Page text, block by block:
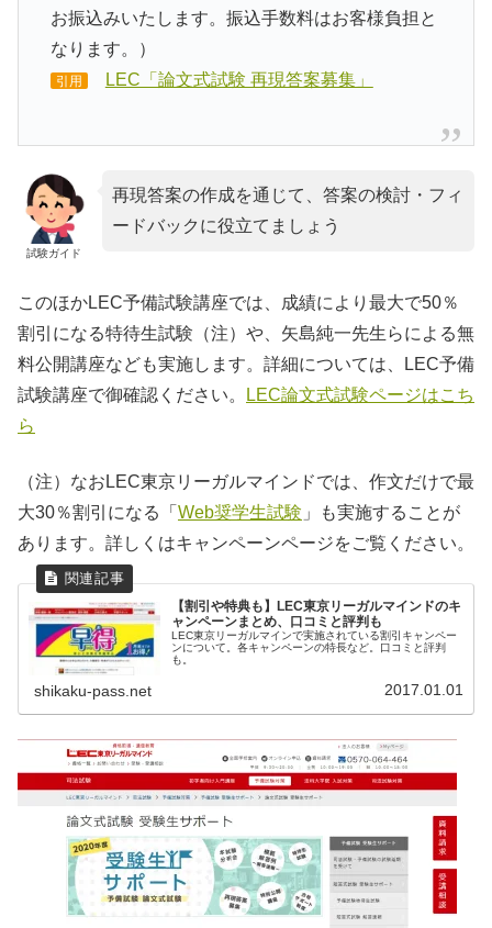
お振込みいたします。振込手数料はお客様負担と
なります。）
引用 LEC「論文式試験 再現答案募集」
試験ガイド
再現答案の作成を通じて、答案の検討・フィ
ードバックに役立てましょう
このほかLEC予備試験講座では、成績により最大で50％
割引になる特待生試験（注）や、矢島純一先生らによる無
料公開講座なども実施します。詳細については、LEC予備
試験講座で御確認ください。
LEC論文式試験ページはこち
ら
（注）なおLEC東京リーガルマインドでは、作文だけで最
大30％割引になる「 Web奨学生試験 」も実施することが
あります。詳しくはキャンペーンページをご覧ください。
【割引や特典も】LEC東京リーガルマインドのキ
ャンペーンまとめ、口コミと評判も
LEC東京リーガルマインで実施されている割引キャンペー
ンについて。各キャンペーンの特長など。口コミと評判
も。
shikaku-pass.net 2017.01.01